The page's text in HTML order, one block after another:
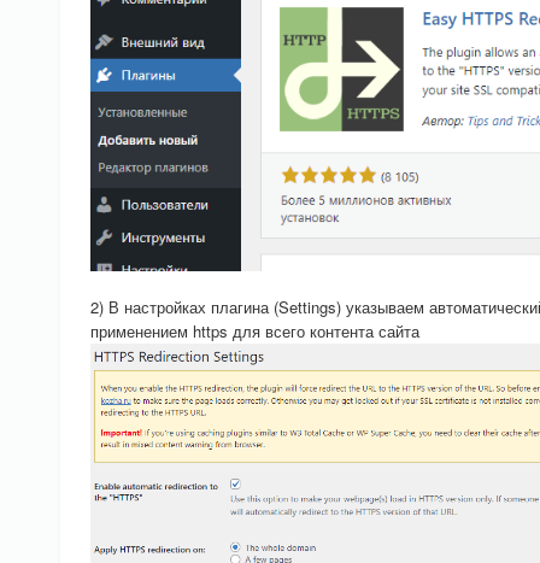
2) В настройках плагина (Settings) указываем
применением https для всего контента сайта